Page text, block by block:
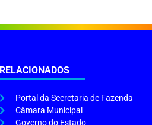
RELACIONADOS
Portal da Secretaria de Fazenda
Câmara Municipal
Governo do Estado